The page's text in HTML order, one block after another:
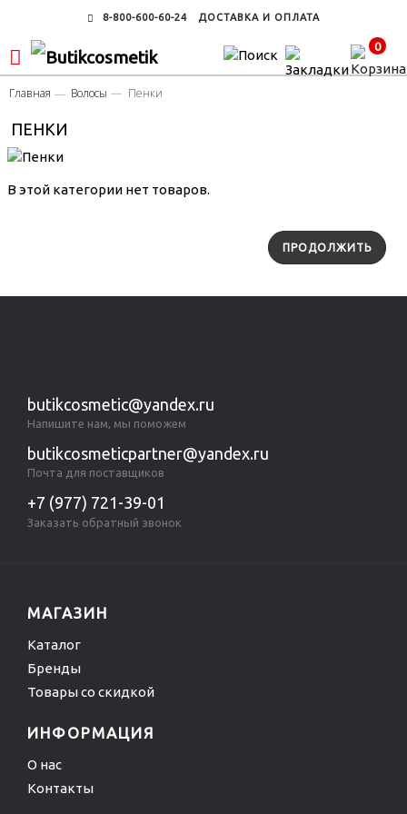
8-800-600-60-24 ДОСТАВКА И ОПЛАТА
0
Главная Волосы Пенки
ПЕНКИ
В этой категории нет товаров.
ПРОДОЛЖИТЬ
butikcosmetic@yandex.ru
Напишите нам, мы поможем
butikcosmeticpartner@yandex.ru
Почта для поставщиков
+7 (977) 721-39-01
Заказать обратный звонок
МАГАЗИН
Каталог
Бренды
Товары со скидкой
ИНФОРМАЦИЯ
О нас
Контакты